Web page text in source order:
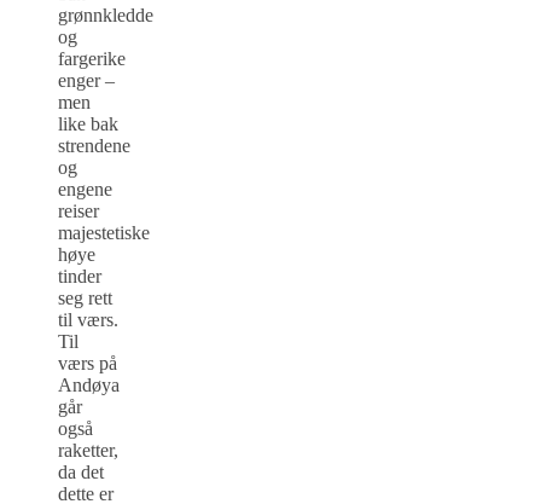
grønnkledde
og
fargerike
enger –
men
like bak
strendene
og
engene
reiser
majestetiske
høye
tinder
seg rett
til værs.
Til
værs på
Andøya
går
også
raketter,
da det
dette er